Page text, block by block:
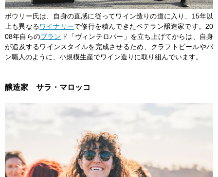
ボウリー氏は、自身の直感に従ってワイン造りの道に入り、15年以
上も異なるワイナリーで修行を積んできたベテラン醸造家です。20
08年自らのブラン ド「ヴィンテロパー」を立ち上げてからは、自身
が追及するワインスタイルを完成させるため、クラフトビールやパ
ン職人のように、小規模生産でワイン造りに取り組んでいます。
醸造家 サラ・マロッコ